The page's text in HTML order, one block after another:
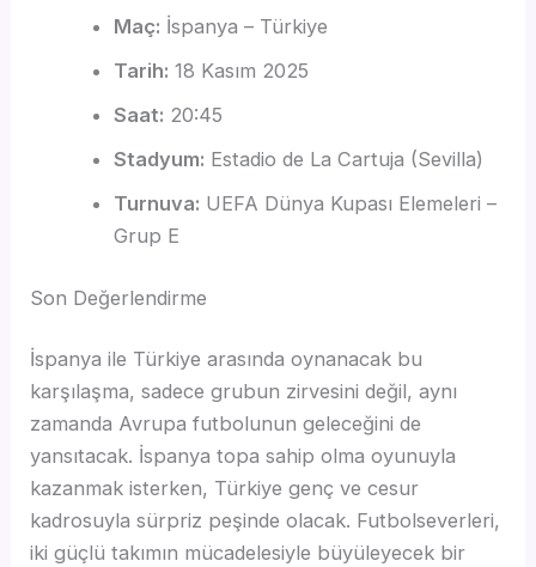
Maç: İspanya – Türkiye
Tarih: 18 Kasım 2025
Saat: 20:45
Stadyum: Estadio de La Cartuja (Sevilla)
Turnuva: UEFA Dünya Kupası Elemeleri –
Grup E
Son Değerlendirme
İspanya ile Türkiye arasında oynanacak bu
karşılaşma, sadece grubun zirvesini değil, aynı
zamanda Avrupa futbolunun geleceğini de
yansıtacak. İspanya topa sahip olma oyunuyla
kazanmak isterken, Türkiye genç ve cesur
kadrosuyla sürpriz peşinde olacak. Futbolseverleri,
iki güçlü takımın mücadelesiyle büyüleyecek bir